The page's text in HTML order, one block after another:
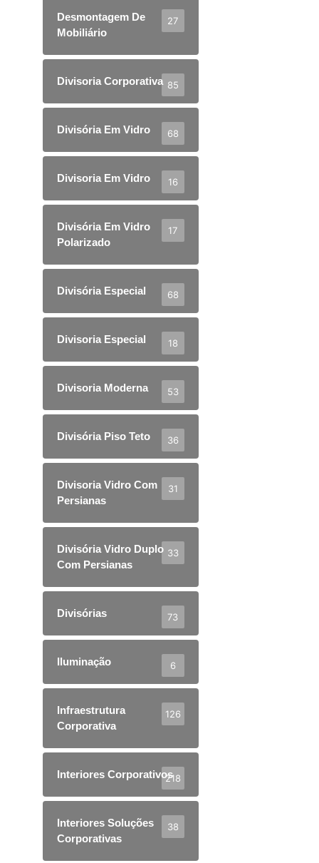
Desmontagem De
Mobiliário
27
Divisoria Corporativa 85
Divisória Em Vidro 68
Divisoria Em Vidro 16
Divisória Em Vidro
Polarizado
17
Divisória Especial 68
Divisoria Especial 18
Divisoria Moderna 53
Divisória Piso Teto 36
Divisoria Vidro Com
Persianas
31
Divisória Vidro Duplo
Com Persianas
33
Divisórias 73
Iluminação 6
Infraestrutura
Corporativa
126
Interiores Corporativos218
Interiores Soluções
Corporativas
38